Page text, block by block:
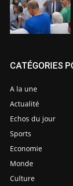
CATÉGORIES
A la une
Actualité
Echos du jour
Sports
Economie
Monde
Culture